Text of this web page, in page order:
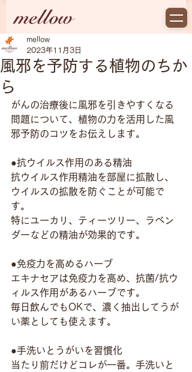
風邪を予防する植物のちか
ら
mellow
2023年11月3日
がんの治療後に風邪を引きやすくなる
問題について、植物の力を活用した風
邪予防のコツをお伝えします。
●抗ウイルス作用のある精油
抗ウイルス作用精油を部屋に拡散し、
ウイルスの拡散を防ぐことが可能で
す。
特にユーカリ、ティーツリー、ラベン
ダーなどの精油が効果的です。
●免疫力を高めるハーブ
エキナセアは免疫力を高め、抗菌/抗ウ
ィルス作用があるハーブです。
毎日飲んでもOKで、濃く抽出してうが
い薬としても使えます。
●手洗いとうがいを習慣化
当たり前だけどコレが一番。手洗いと